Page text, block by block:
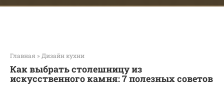
Главная » Дизайн кухни
Как выбрать столешницу из
искусственного камня: 7 полезных советов